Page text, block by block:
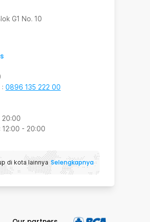
G1 No. 10
: 0896 135 222 00
20:00
12:00 - 20:00
di kota lainnya Selengkapnya